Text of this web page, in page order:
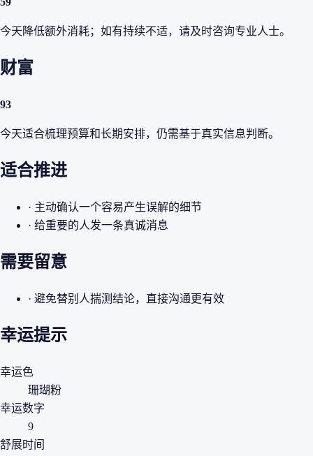
今天降低额外消耗；如有持续不适，请及时咨询专业人士。
财富
93
今天适合梳理预算和长期安排，仍需基于真实信息判断。
适合推进
· 主动确认一个容易产生误解的细节
· 给重要的人发一条真诚消息
需要留意
· 避免替别人揣测结论，直接沟通更有效
幸运提示
幸运色
珊瑚粉
幸运数字
9
舒展时间